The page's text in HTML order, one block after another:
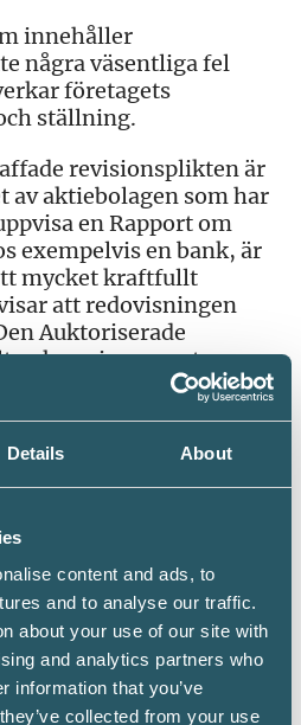
Details About
content and ads, to
and to analyse our traffic.
about your use of our site with
and analytics partners who
information that you’ve
collected from your use
innehåller
några väsentliga fel
företagets
ställning.
revisionsplikten är
av aktiebolagen som har
en Rapport om
exempelvis en bank, är
mycket kraftfullt
att redovisningen
Auktoriserade
kan via rapporten
för kundföretaget och
företagets olika
bör du
och bifoga den
får tillgång till ett
En Rapport om års-
från och med 1
årsbokslut och
har upprättats under
du också ökad